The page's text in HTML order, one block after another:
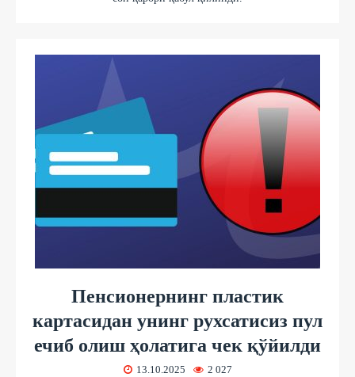
Пенсионернинг пластик
картасидан унинг рухсатисиз пул
ечиб олиш ҳолатига чек қўйилди
13.10.2025 2 027